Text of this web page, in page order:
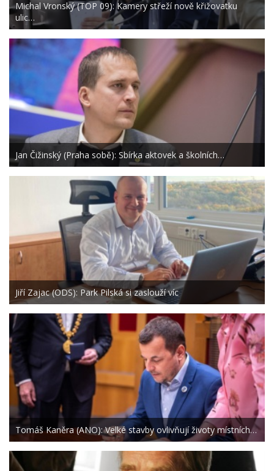
Michal Vronský (TOP 09): Kamery střeží nově křižovatku
ulic…
Jan Čižinský (Praha sobě): Sbírka aktovek a školních…
Jiří Zajac (ODS): Park Pilská si zaslouží víc
Tomáš Kaněra (ANO): Velké stavby ovlivňují životy místních…